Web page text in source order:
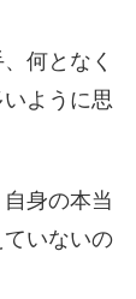
何となく
ように思
身の本当
いないの